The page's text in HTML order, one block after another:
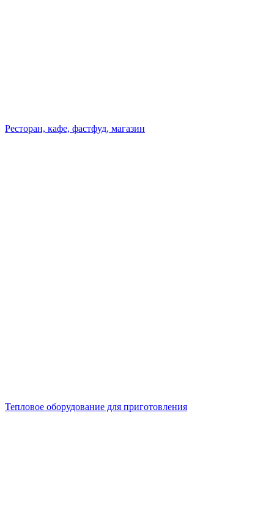
Ресторан, кафе, фастфуд, магазин
Тепловое оборудование для приготовления